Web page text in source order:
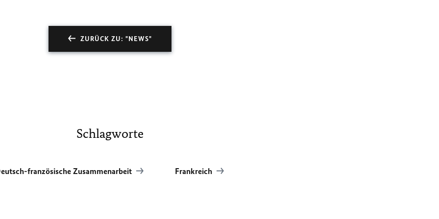
ZURÜCK ZU: "NEWS"
Schlagworte
französische Zusammenarbeit Frankreich